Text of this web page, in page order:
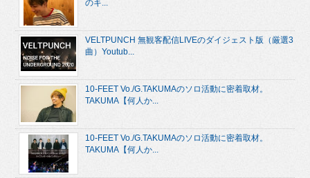
のキ...
VELTPUNCH 無観客配信LIVEのダイジェスト版（厳選3
曲）Youtub...
10-FEET Vo./G.TAKUMAのソロ活動に密着取材。
TAKUMA【何人か...
10-FEET Vo./G.TAKUMAのソロ活動に密着取材。
TAKUMA【何人か...